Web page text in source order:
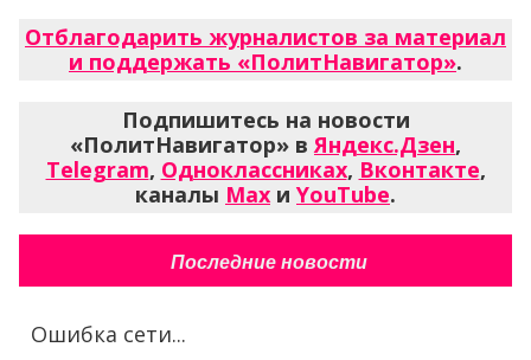
Отблагодарить журналистов за материал
и поддержать «ПолитНавигатор».
Подпишитесь на новости
«ПолитНавигатор» вЯндекс.Дзен,
Telegram, Одноклассниках, Вконтакте,
каналы Max и YouTube.
Последние новости
Ошибка сети...